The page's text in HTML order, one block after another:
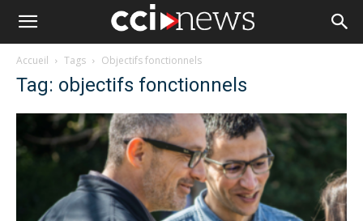
Accueil Tags Objectifs fonctionnels
Tag: objectifs fonctionnels